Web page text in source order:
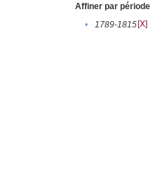
Affiner par période
•
1789-1815[X]